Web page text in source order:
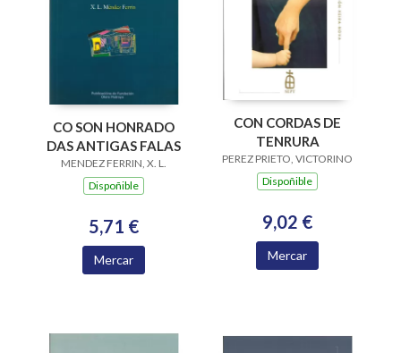
CO SON HONRADO
DAS ANTIGAS FALAS
MENDEZ FERRIN, X. L.
Dispoñible
5,71 €
Mercar
CON CORDAS DE
TENRURA
PEREZ PRIETO, VICTORINO
Dispoñible
9,02 €
Mercar